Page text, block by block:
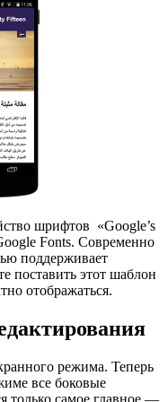
шрифтов «Google’s
Fonts. Современно
поддерживает
поставить этот шаблон
отображаться.
режима. Теперь
все боковые
только самое главное —